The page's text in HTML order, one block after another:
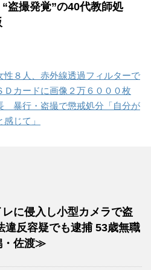
撮発覚”の40代教師処
性８人、赤外線透過フィルターで
カードに画像２万６０００枚
暴行・盗撮で懲戒処分「自分が
じて」
に侵入し小型カメラで盗
違反容疑でも逮捕 53歳無職
佐渡≫